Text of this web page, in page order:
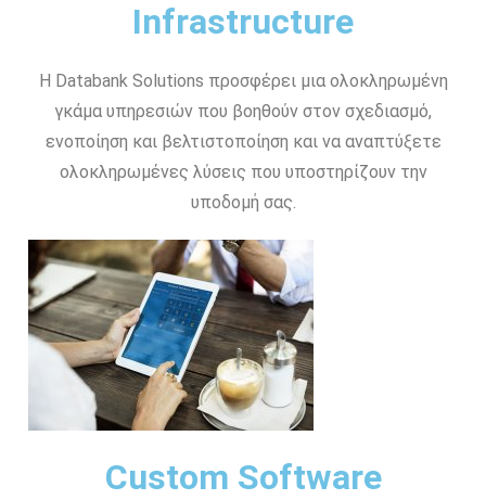
Infrastructure
Η Databank Solutions προσφέρει μια ολοκληρωμένη
γκάμα υπηρεσιών που βοηθούν στον σχεδιασμό,
ενοποίηση και βελτιστοποίηση και να αναπτύξετε
ολοκληρωμένες λύσεις που υποστηρίζουν την
υποδομή σας.
Custom Software